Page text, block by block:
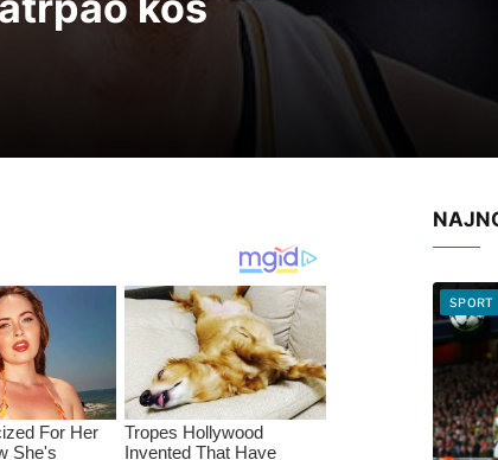
SPORT